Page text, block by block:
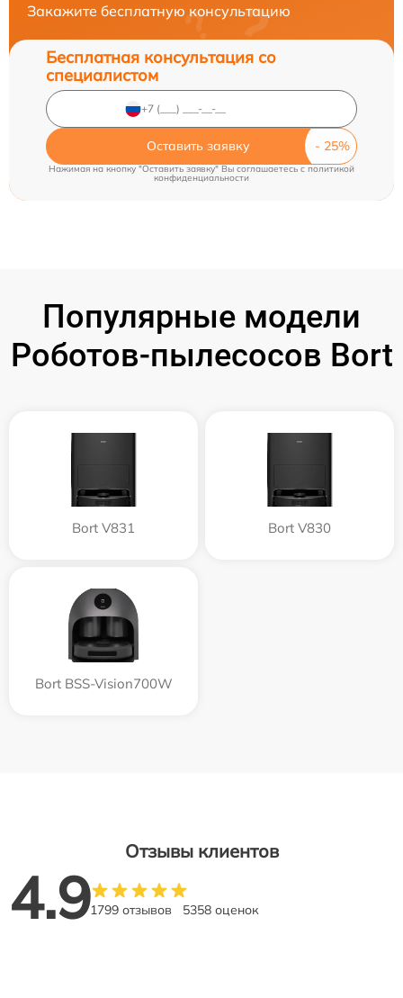
Закажите бесплатную консультацию
Бесплатная консультация со
специалистом
Оставить заявку
Нажимая на кнопку "Оставить заявку" Вы соглашаетесь cполитикой
конфиденциальности
Популярные модели
Роботов-пылесосов Bort
Bort V831 Bort V830
Bort BSS-Vision700W
Отзывы клиентов
4.91799 отзывов 5358 оценок